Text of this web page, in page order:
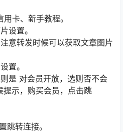
卡、新手教程。
设置。
意转发时候可以获取文章图片
置。
是 对会员开放，选则否不会
提示，购买会员，点击跳
跳转连接。